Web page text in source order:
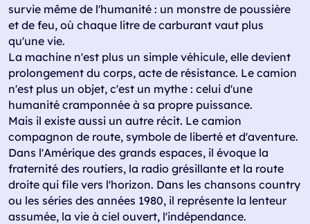
survie même de l'humanité : un monstre de poussière
et de feu, où chaque litre de carburant vaut plus
qu'une vie.
La machine n'est plus un simple véhicule, elle devient
prolongement du corps, acte de résistance. Le camion
n'est plus un objet, c'est un mythe : celui d'une
humanité cramponnée à sa propre puissance.
Mais il existe aussi un autre récit. Le camion
compagnon de route, symbole de liberté et d'aventure.
Dans l'Amérique des grands espaces, il évoque la
fraternité des routiers, la radio grésillante et la route
droite qui file vers l'horizon. Dans les chansons country
ou les séries des années 1980, il représente la lenteur
assumée, la vie à ciel ouvert, l'indépendance.